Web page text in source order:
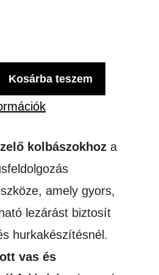
Kosárba teszem
kolbászokhoz a
amely gyors,
lezárást biztosít
hurkakészítésnél.
vas és